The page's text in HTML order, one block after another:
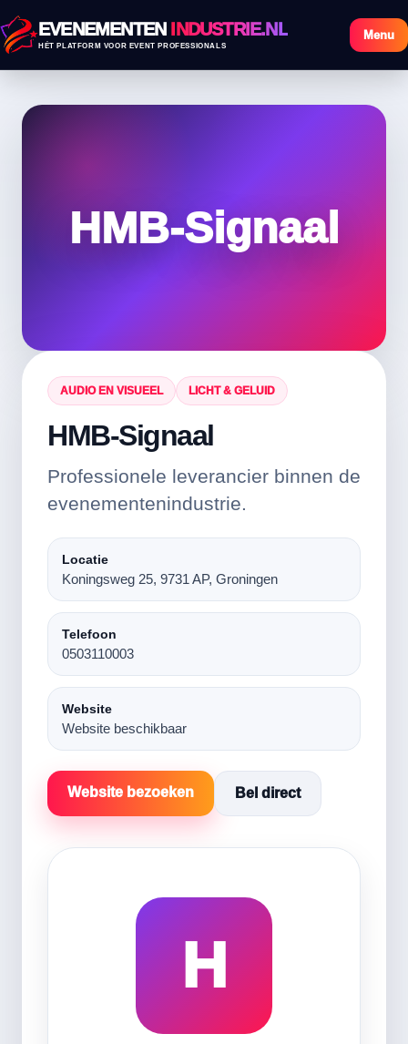
EVENEMENTEN INDUSTRIE.NL
HÉT PLATFORM VOOR EVENT PROFESSIONALS
Menu
HMB-Signaal
AUDIO EN VISUEEL LICHT & GELUID
HMB-Signaal
Professionele leverancier binnen de
evenementenindustrie.
Locatie
Koningsweg 25, 9731 AP, Groningen
Telefoon
0503110003
Website
Website beschikbaar
Website bezoeken Bel direct
H